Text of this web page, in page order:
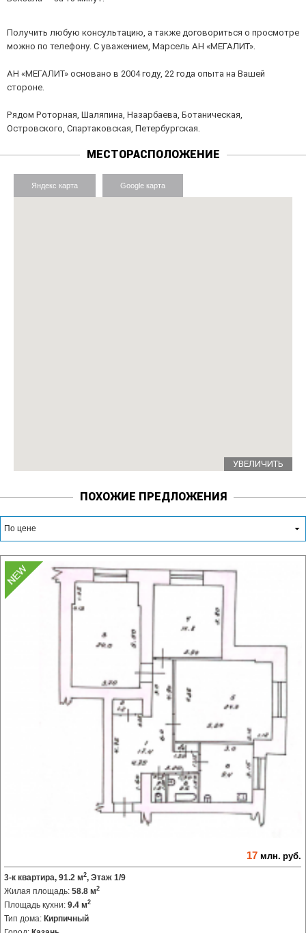
Получить любую консультацию, а также договориться о просмотре
можно по телефону. С уважением, Марсель АН «МЕГАЛИТ».
АН «МЕГАЛИТ» основано в 2004 году, 22 года опыта на Вашей
стороне.
Рядом Роторная, Шаляпина, Назарбаева, Ботаническая,
Островского, Спартаковская, Петербургская.
МЕСТОРАСПОЛОЖЕНИЕ
Яндекс карта Google карта
УВЕЛИЧИТЬ
ПОХОЖИЕ ПРЕДЛОЖЕНИЯ
По цене
17 млн. руб.
3-к квартира, 91.2 м2, Этаж 1/9
Жилая площадь: 58.8 м2
Площадь кухни: 9.4 м2
Тип дома: Кирпичный